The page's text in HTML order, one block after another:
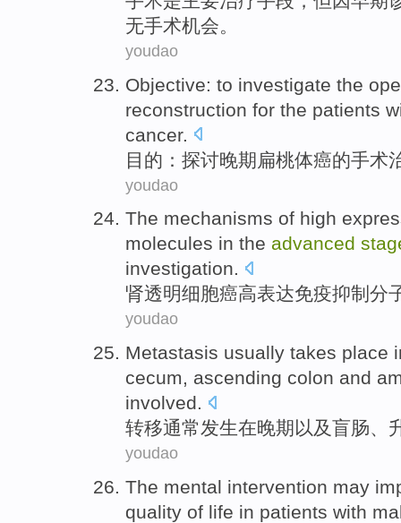
无手术机会。
youdao
Objective: to investigate the
reconstruction for the patients
cancer.
目的 ： 探讨晚期扁桃体癌的手术
youdao
The mechanisms of high
molecules in the advanced
investigation.
肾透明细胞癌高表达免疫抑制 分
youdao
Metastasis usually takes place
cecum, ascending colon and
involved.
转移通常发生在晚期 以及盲肠、
youdao
The mental intervention may
quality of life in patients with